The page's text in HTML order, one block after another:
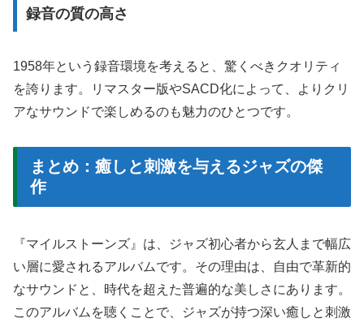
録音の質の高さ
1958年という録音環境を考えると、驚くべきクオリティ
を誇ります。リマスター版やSACD化によって、よりクリ
アなサウンドで楽しめるのも魅力のひとつです。
まとめ：癒しと刺激を与えるジャズの傑
作
『マイルストーンズ』は、ジャズ初心者から玄人まで幅広
い層に愛されるアルバムです。その理由は、自由で革新的
なサウンドと、時代を超えた普遍的な美しさにあります。
このアルバムを聴くことで、ジャズが持つ深い癒しと刺激